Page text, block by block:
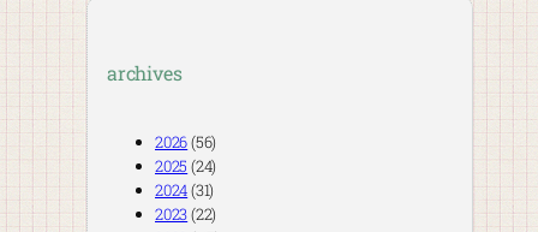
archives
2026(56)
2025 (24)
2024(31)
2023(22)